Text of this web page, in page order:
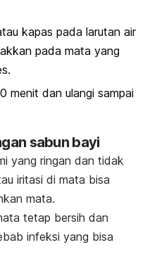
kapas pada larutan air
pada mata yang
menit dan ulangi sampai
sabun bayi
yang ringan dan tidak
iritasi di mata bisa
mata.
tetap bersih dan
infeksi yang bisa